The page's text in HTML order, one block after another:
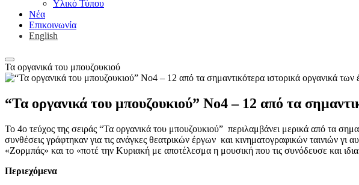
Υλικό Τύπου
Νέα
Επικοινωνία
English
Τα οργανικά του μπουζουκιού
“Τα οργανικά του μπουζουκιού” Νο4 – 12 από τα
Το 4ο τεύχος της σειράς “Τα οργανικά του μπουζουκιού” περιλαμβάνει μερικά από τα
συνθέσεις γράφτηκαν για τις ανάγκες θεατρικών έργων και κινηματογραφικών ταινιών γι
«Ζορμπάς» και το «ποτέ την Κυριακή με αποτέλεσμα η μουσική που τις συνόδευσε και
Περιεχόμενα